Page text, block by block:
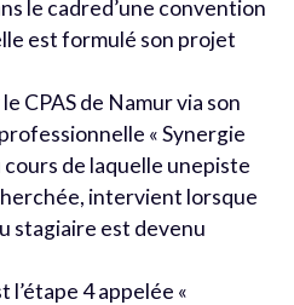
le cadred’une convention
est formulé son projet
CPAS de Namur via son
« Synergie
cours de laquelle unepiste
intervient lorsque
stagiaire est devenu
l’étape 4 appelée «